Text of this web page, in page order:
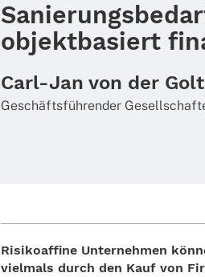
objektbasiert
Carl-Jan von der
Geschäfts­füh­ren­der
Risi­ko­af­fine Unter­neh­men
viel­mals durch den Kauf von